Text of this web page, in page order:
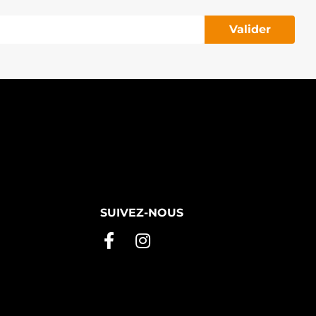
Valider
SUIVEZ-NOUS